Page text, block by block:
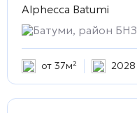
Alphecca Batumi
Батуми, район БНЗ
от 37м² 2028